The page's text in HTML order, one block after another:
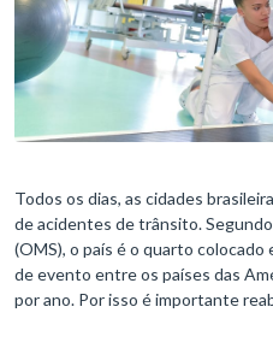
Todos os dias, as cidades
de acidentes de trânsito.
(OMS), o país é o quarto
de evento entre os países das
por ano. Por isso é importante